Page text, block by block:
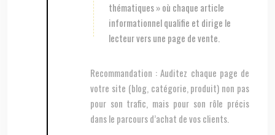
thématiques » où chaque article
informationnel qualifie et dirige le
lecteur vers une page de vente.
Recommandation : Auditez chaque page de
votre site (blog, catégorie, produit) non pas
pour son trafic, mais pour son rôle précis
dans le parcours d’achat de vos clients.